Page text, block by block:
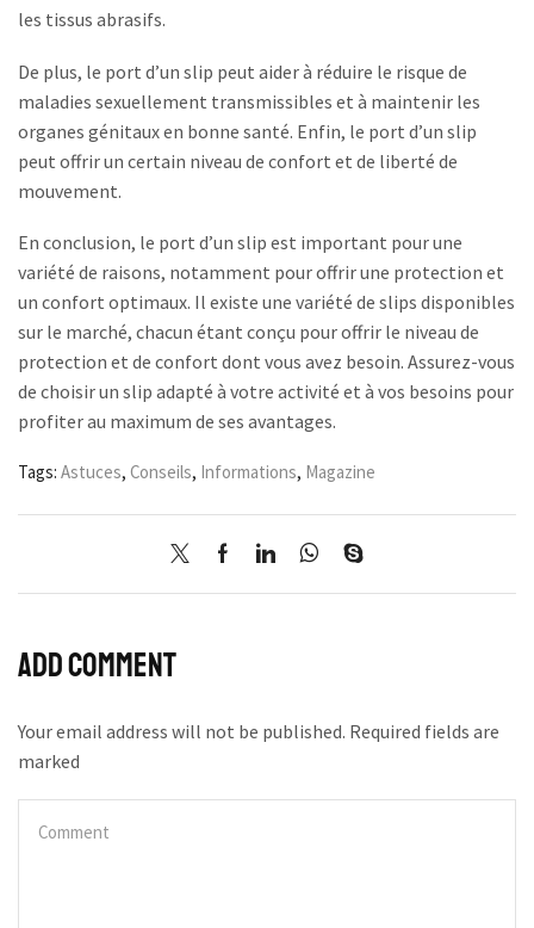
les tissus abrasifs.
De plus, le port d’un slip peut aider à réduire le risque de
maladies sexuellement transmissibles et à maintenir les
organes génitaux en bonne santé. Enfin, le port d’un slip
peut offrir un certain niveau de confort et de liberté de
mouvement.
En conclusion, le port d’un slip est important pour une
variété de raisons, notamment pour offrir une protection et
un confort optimaux. Il existe une variété de slips disponibles
sur le marché, chacun étant conçu pour offrir le niveau de
protection et de confort dont vous avez besoin. Assurez-vous
de choisir un slip adapté à votre activité et à vos besoins pour
profiter au maximum de ses avantages.
Tags: Astuces, Conseils, Informations, Magazine
Add comment
Your email address will not be published. Required fields are
marked